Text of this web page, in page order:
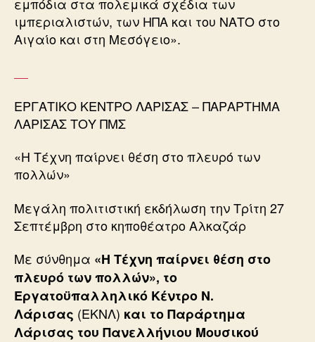
ιμπεριαλιστών, των ΗΠΑ και του ΝΑΤΟ στο
Αιγαίο και στη Μεσόγειο».
ΕΡΓΑΤΙΚΟ ΚΕΝΤΡΟ ΛΑΡΙΣΑΣ – ΠΑΡΑΡΤΗΜΑ
ΛΑΡΙΣΑΣ ΤΟΥ ΠΜΣ
«Η Τέχνη παίρνει θέση στο πλευρό των
πολλών»
Μεγάλη πολιτιστική εκδήλωση την Τρίτη 27
Σεπτέμβρη στο κηποθέατρο Αλκαζάρ
Με σύνθημα «Η Τέχνη παίρνει θέση στο
πλευρό των πολλών», το
Εργατοϋπαλληλικό Κέντρο Ν.
Λάρισας (ΕΚΝΛ) και το Παράρτημα
Λάρισας του Πανελλήνιου Μουσικού